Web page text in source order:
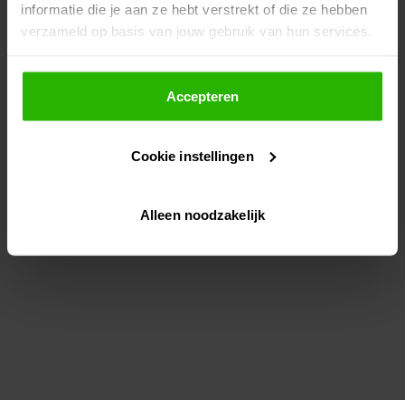
informatie die je aan ze hebt verstrekt of die ze hebben
verzameld op basis van jouw gebruik van hun services.
Als je op "Accepteer" klikt, dan geef je Voordeeluitjes.nl
toestemming om cookies voor social media en
gepersonaliseerde advertenties te plaatsen.
Lees hier meer over in onsprivacybeleid
Via "Cookie instellingen" kun je ook zelf instellen welke
Accepteren
Cookie instellingen
Alleen noodzakelijk
information).